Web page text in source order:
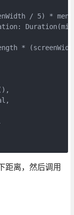
/ 5) *
*
距离，然后调用